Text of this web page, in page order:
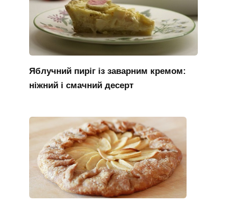
Яблучний пиріг із заварним кремом:
ніжний і смачний десерт